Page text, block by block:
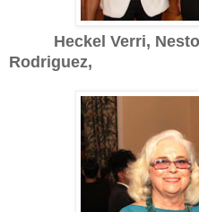
Heckel Verri, Nestor
Rodriguez,